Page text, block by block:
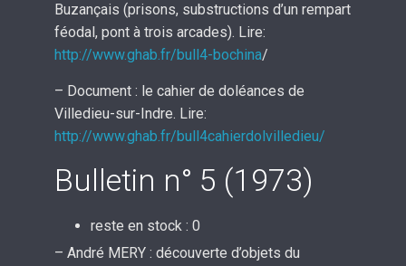
Buzançais (prisons, substructions d’un rempart
féodal, pont à trois arcades). Lire:
http://www.ghab.fr/bull4-bochina/
– Document : le cahier de doléances de
Villedieu-sur-Indre. Lire:
http://www.ghab.fr/bull4cahierdolvilledieu/
Bulletin n° 5 (1973)
reste en stock : 0
– André MERY : découverte d’objets du